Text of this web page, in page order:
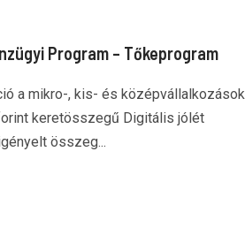
Program – Tőkeprogram
a mikro-, kis- és középvállalkozások
keretösszegű Digitális jólét
összeg...